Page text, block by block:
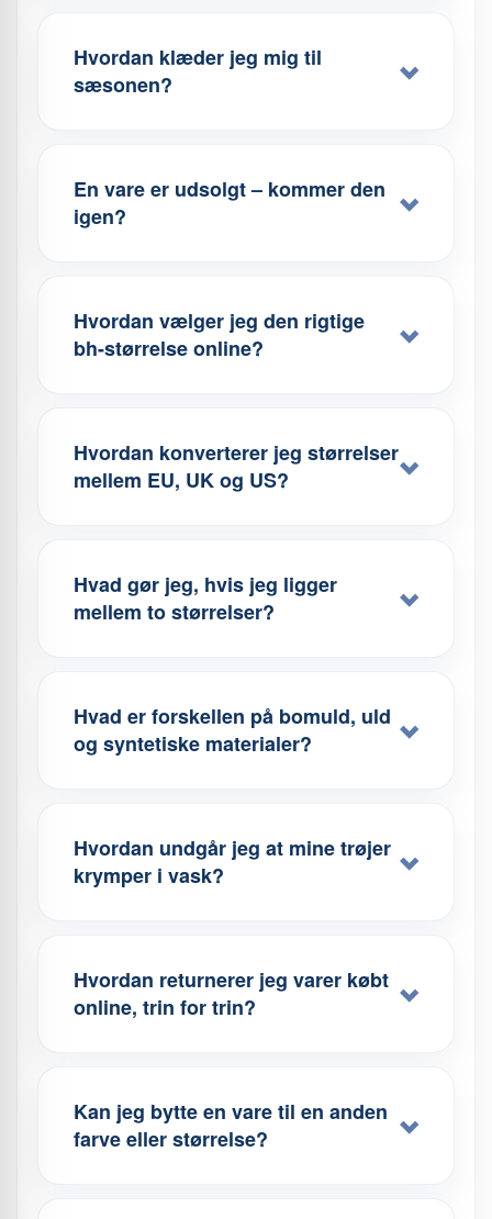
Hvordan klæder jeg mig til
sæsonen?
En vare er udsolgt – kommer den
igen?
Hvordan vælger jeg den rigtige
bh-størrelse online?
Hvordan konverterer jeg størrelser
mellem EU, UK og US?
Hvad gør jeg, hvis jeg ligger
mellem to størrelser?
Hvad er forskellen på bomuld, uld
og syntetiske materialer?
Hvordan undgår jeg at mine trøjer
krymper i vask?
Hvordan returnerer jeg varer købt
online, trin for trin?
Kan jeg bytte en vare til en anden
farve eller størrelse?